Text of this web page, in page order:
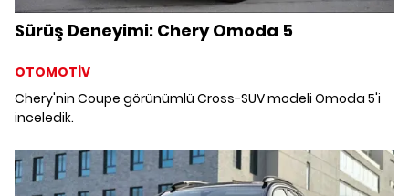
Sürüş Deneyimi: Chery Omoda 5
OTOMOTİV
Chery'nin Coupe görünümlü Cross-SUV modeli Omoda 5'i
inceledik.